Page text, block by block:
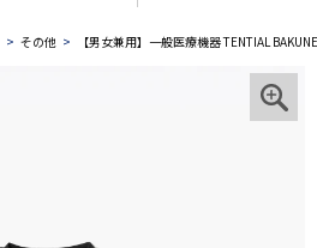
その他 【男女兼用】一般医療機器 TENTIAL